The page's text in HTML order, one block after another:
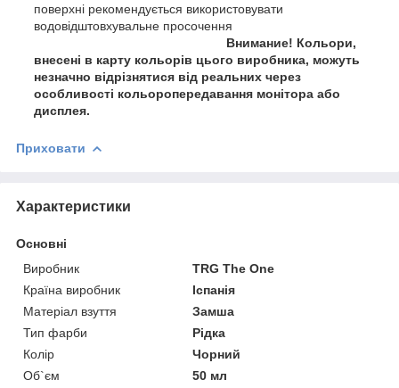
поверхні рекомендується використовувати
водовідштовхувальне просочення
Внимание! Кольори,
внесені в карту кольорів цього виробника, можуть
незначно відрізнятися від реальних через
особливості кольоропередавання монітора або
дисплея.
Приховати
Характеристики
Основні
Виробник
TRG The One
Країна виробник
Іспанія
Матеріал взуття
Замша
Тип фарби
Рідка
Колір
Чорний
Об`єм
50 мл